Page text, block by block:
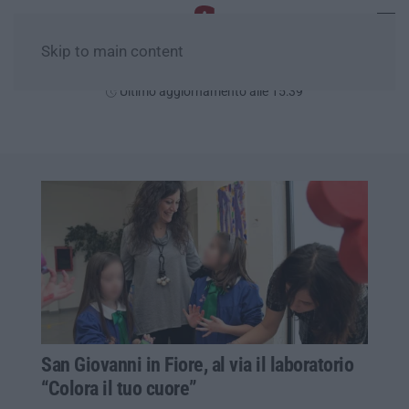
Skip to main content
Ultimo aggiornamento alle 15:39
San Giovanni in Fiore, al via il laboratorio
“Colora il tuo cuore”